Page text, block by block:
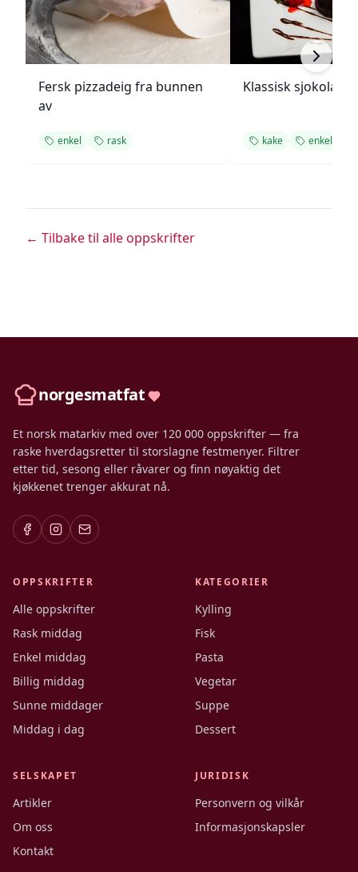
Fersk pizzadeig fra bunnen
av
enkel rask
Klassisk
kake enkel
← Tilbake til alle oppskrifter
norgesmatfat
Et norsk matarkiv med over 120 000 oppskrifter — fra
raske hverdagsretter til storslagne festmenyer. Filtrer
etter tid, sesong eller råvarer og finn nøyaktig det
kjøkkenet trenger akkurat nå.
OPPSKRIFTER
Alle oppskrifter
Rask middag
Enkel middag
Billig middag
Sunne middager
Middag i dag
KATEGORIER
Kylling
Fisk
Pasta
Vegetar
Suppe
Dessert
SELSKAPET
Artikler
Om oss
Kontakt
JURIDISK
Personvern og vilkår
Informasjonskapsler